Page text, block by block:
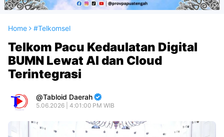
Home #Telkomsel
Telkom Pacu Kedaulatan Digital
BUMN Lewat AI dan Cloud
Terintegrasi
Tabloid Daerah
5.06.2026 | 4:01:00 PM WIB